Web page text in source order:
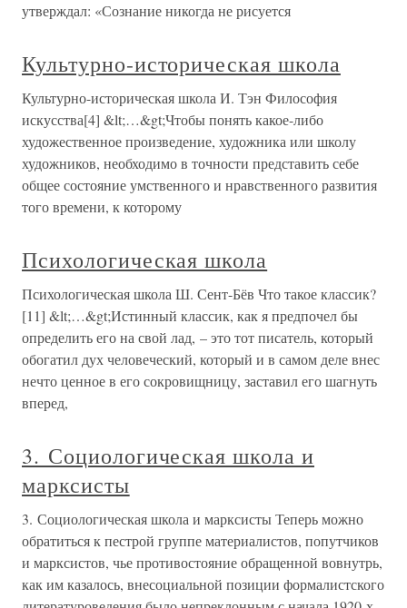
утверждал: «Сознание никогда не рисуется
Культурно-историческая школа
Культурно-историческая школа И. Тэн Философия
искусства[4] &lt;…&gt;Чтобы понять какое-либо
художественное произведение, художника или школу
художников, необходимо в точности представить себе
общее состояние умственного и нравственного развития
того времени, к которому
Психологическая школа
Психологическая школа Ш. Сент-Бёв Что такое классик?
[11] &lt;…&gt;Истинный классик, как я предпочел бы
определить его на свой лад, – это тот писатель, который
обогатил дух человеческий, который и в самом деле внес
нечто ценное в его сокровищницу, заставил его шагнуть
вперед,
3. Социологическая школа и
марксисты
3. Социологическая школа и марксисты Теперь можно
обратиться к пестрой группе материалистов, попутчиков
и марксистов, чье противостояние обращенной вовнутрь,
как им казалось, внесоциальной позиции формалистского